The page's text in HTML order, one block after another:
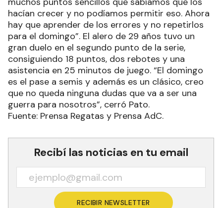
hacían crecer y no podíamos permitir eso. Ahora
hay que aprender de los errores y no repetirlos
para el domingo”. El alero de 29 años tuvo un
gran duelo en el segundo punto de la serie,
consiguiendo 18 puntos, dos rebotes y una
asistencia en 25 minutos de juego. “El domingo
es el pase a semis y además es un clásico, creo
que no queda ninguna dudas que va a ser una
guerra para nosotros”, cerró Pato.
Fuente: Prensa Regatas y Prensa AdC.
Recibí las noticias en tu email
RECIBIR NEWSLETTER